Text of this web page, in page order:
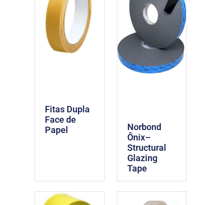
Fitas Dupla
Face de
Papel
Norbond
Ônix–
Structural
Glazing
Tape